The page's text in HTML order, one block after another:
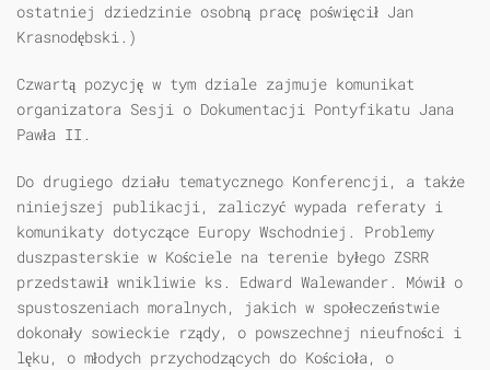
ostatniej dziedzinie osobną pracę poświęcił Jan
Krasnodębski.)
Czwartą pozycję w tym dziale zajmuje komunikat
organizatora Sesji o Dokumentacji Pontyfikatu Jana
Pawła II.
Do drugiego działu tematycznego Konferencji, a także
niniejszej publikacji, zaliczyć wypada referaty i
komunikaty dotyczące Europy Wschodniej. Problemy
duszpasterskie w Kościele na terenie byłego ZSRR
przedstawił wnikliwie ks. Edward Walewander. Mówił o
spustoszeniach moralnych, jakich w społeczeństwie
dokonały sowieckie rządy, o powszechnej nieufności i
lęku, o młodych przychodzących do Kościoła, o